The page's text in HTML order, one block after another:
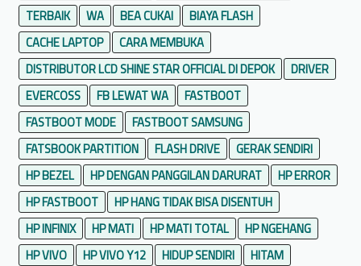
TERBAIK
WA BEA CUKAI
BIAYA FLASH
CACHE LAPTOP
CARA MEMBUKA
DISTRIBUTOR LCD SHINE STAR OFFICIAL DI DEPOK
DRIVER
EVERCOSS
FB LEWAT WA
FASTBOOT
FASTBOOT MODE
FASTBOOT SAMSUNG
FATSBOOK PARTITION
FLASH DRIVE
GERAK SENDIRI
HP BEZEL
HP DENGAN PANGGILAN DARURAT
HP ERROR
HP FASTBOOT
HP HANG TIDAK BISA DISENTUH
HP INFINIX
HP MATI HP MATI TOTAL
HP NGEHANG
HP VIVO
HP VIVO Y12 HIDUP SENDIRI
HITAM